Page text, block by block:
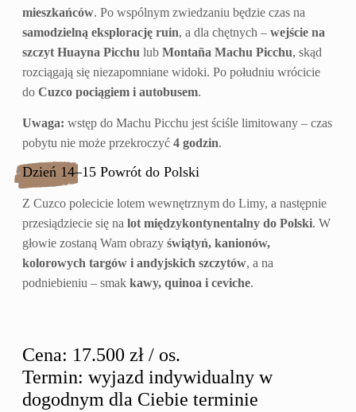
mieszkańców. Po wspólnym zwiedzaniu będzie czas na
samodzielną eksplorację ruin, a dla chętnych – wejście na
szczyt Huayna Picchu lub Montaña Machu Picchu, skąd
rozciągają się niezapomniane widoki. Po południu wrócicie
do Cuzco pociągiem i autobusem.
Uwaga: wstęp do Machu Picchu jest ściśle limitowany – czas
pobytu nie może przekroczyć 4 godzin.
Dzień 14–15 Powrót do Polski
Z Cuzco polecicie lotem wewnętrznym do Limy, a następnie
przesiądziecie się na lot międzykontynentalny do Polski. W
głowie zostaną Wam obrazy świątyń, kanionów,
kolorowych targów i andyjskich szczytów, a na
podniebieniu – smak kawy, quinoa i ceviche.
Cena: 17.500 zł / os.
Termin: wyjazd indywidualny w
dogodnym dla Ciebie terminie